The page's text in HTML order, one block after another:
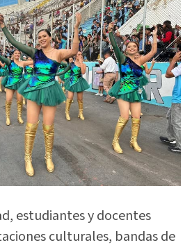
estudiantes y docentes
culturales, bandas de